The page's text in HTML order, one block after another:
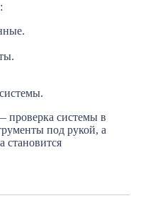
проверка системы в
под рукой, а
становится